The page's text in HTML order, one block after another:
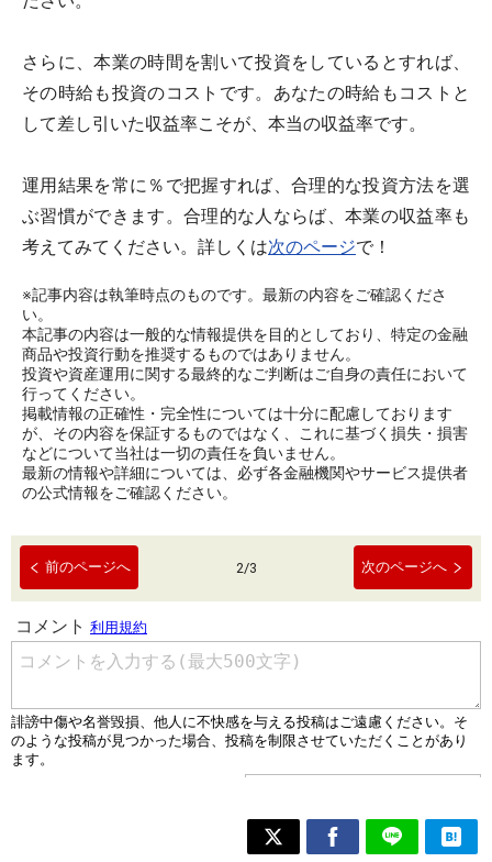
さらに、本業の時間を割いて投資をしているとすれば、
その時給も投資のコストです。あなたの時給もコストと
して差し引いた収益率こそが、本当の収益率です。
運用結果を常に％で把握すれば、合理的な投資方法を選
ぶ習慣ができます。合理的な人ならば、本業の収益率も
考えてみてください。詳しくは次のページで！
※記事内容は執筆時点のものです。最新の内容をご確認くださ
い。
本記事の内容は一般的な情報提供を目的としており、特定の金融
商品や投資行動を推奨するものではありません。
投資や資産運用に関する最終的なご判断はご自身の責任において
行ってください。
掲載情報の正確性・完全性については十分に配慮しております
が、その内容を保証するものではなく、これに基づく損失・損害
などについて当社は一切の責任を負いません。
最新の情報や詳細については、必ず各金融機関やサービス提供者
の公式情報をご確認ください。
前のページへ 2/3 次のページへ